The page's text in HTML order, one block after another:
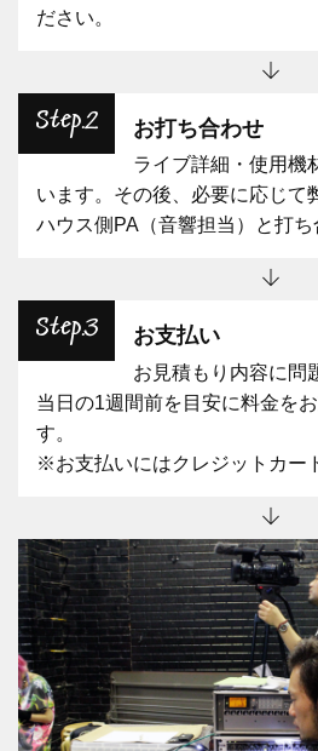
ださい。
Step.2 お打ち合わせ
ライブ詳細・使用機
います。その後、必要に応じて
ハウス側PA（音響担当）と打ち
Step.3 お支払い
お見積もり内容に問
当日の1週間前を目安に料金を
す。
※お支払いにはクレジットカー